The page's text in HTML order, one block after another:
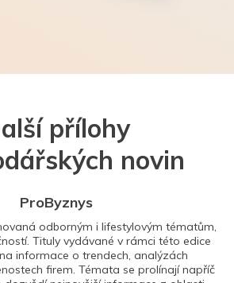
přílohy
novin
ProByznys
odborným i lifestylovým tématům,
Tituly vydávané v rámci této edice
informace o trendech, analýzách
firem. Témata se prolínají napříč